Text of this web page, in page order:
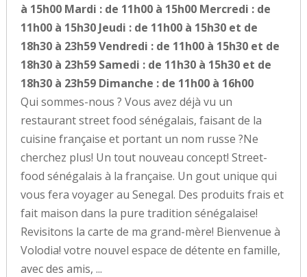
à 15h00 Mardi : de 11h00 à 15h00 Mercredi : de
11h00 à 15h30 Jeudi : de 11h00 à 15h30 et de
18h30 à 23h59 Vendredi : de 11h00 à 15h30 et de
18h30 à 23h59 Samedi : de 11h30 à 15h30 et de
18h30 à 23h59 Dimanche : de 11h00 à 16h00
Qui sommes-nous ? Vous avez déjà vu un
restaurant street food sénégalais, faisant de la
cuisine française et portant un nom russe ?Ne
cherchez plus! Un tout nouveau concept! Street-
food sénégalais à la française. Un gout unique qui
vous fera voyager au Senegal. Des produits frais et
fait maison dans la pure tradition sénégalaise!
Revisitons la carte de ma grand-mère! Bienvenue à
Volodia! votre nouvel espace de détente en famille,
avec des amis, ...